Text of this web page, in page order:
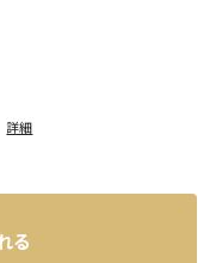
詳細
る